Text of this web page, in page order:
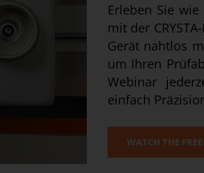
Erleben Sie
mit der
Gerät nahtlos
um Ihren
Webinar
einfach
WATCH THE